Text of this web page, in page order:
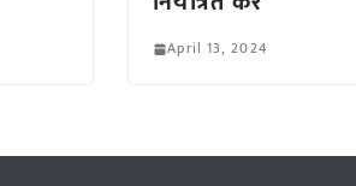
April 13, 2024